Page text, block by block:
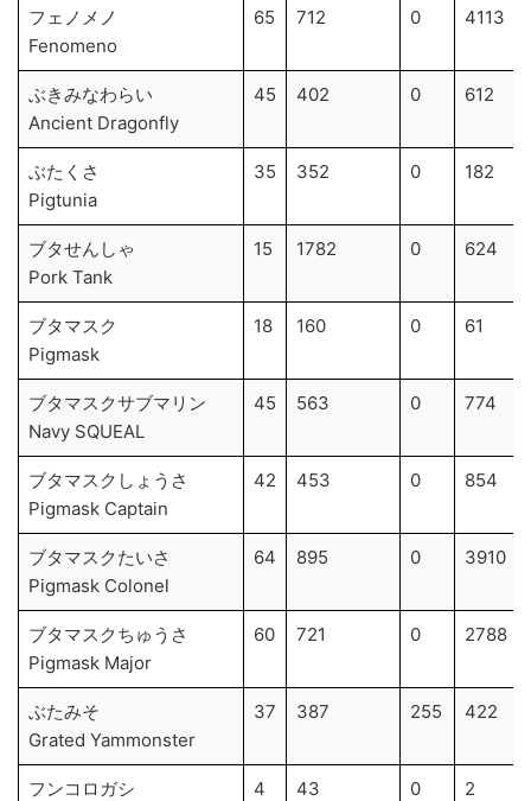
フェノメノ
Fenomeno
65 712 0 4113
ぶきみなわらい
Ancient Dragonfly
45 402 0 612
ぶたくさ
Pigtunia
35 352 0 182
ブタせんしゃ
Pork Tank
15 1782 0 624
ブタマスク
Pigmask
18 160 0 61
ブタマスクサブマリン
Navy SQUEAL
45 563 0 774
ブタマスクしょうさ
Pigmask Captain
42 453 0 854
ブタマスクたいさ
Pigmask Colonel
64 895 0 3910
ブタマスクちゅうさ
Pigmask Major
60 721 0 2788
ぶたみそ
Grated Yammonster
37 387 255 422
フンコロガシ
4 43 0 2